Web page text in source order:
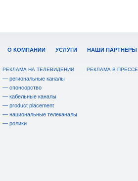
О КОМПАНИИ УСЛУГИ НАШИ ПАРТНЕРЫ
РЕКЛАМА НА ТЕЛЕВИДЕНИИ
— региональные каналы
— спонсорство
— кабельные каналы
— product placement
— национальные телеканалы
— ролики
РЕКЛАМА В ПРЕССЕ